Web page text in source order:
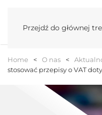
Przejdź do głównej
Home O nas
stosować przepisy o VAT